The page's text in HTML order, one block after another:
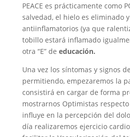
PEACE es prácticamente como
salvedad, el hielo es eliminado
antiinflamatorios (ya que
tobillo estará inflamado
otra “E” de educación.
Una vez los síntomas y signos
permitiendo, empezaremos la
consistirá en cargar de forma
mostrarnos Optimistas
influye en la percepción del
día realizaremos ejercicio